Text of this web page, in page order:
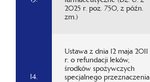
2025 r. poz. 750, z późn.
zm.)
14.
Ustawa z dnia 12 maja 2011
r. o refundacji leków,
środków spożywczych
specjalnego przeznaczenia